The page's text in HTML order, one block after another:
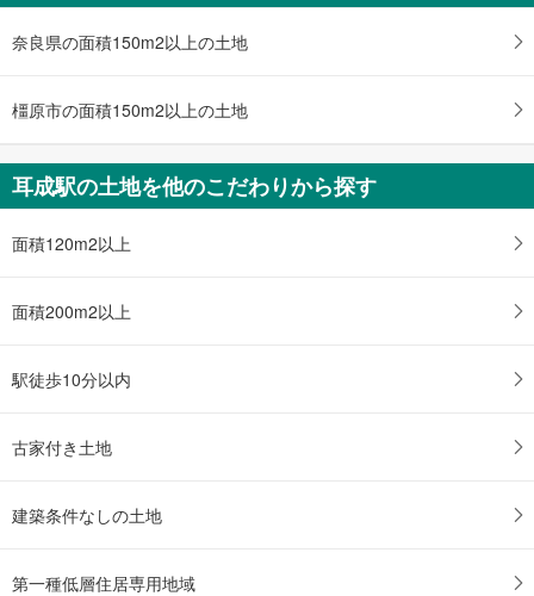
2,848万円
3LDK
土地面積 115.73m
奈良県の面積150m2以上の土地
橿原市の面積150m2以上の土地
耳成駅の土地を他のこだわりから探す
面積120m2以上
面積200m2以上
駅徒歩10分以内
古家付き土地
建築条件なしの土地
第一種低層住居専用地域